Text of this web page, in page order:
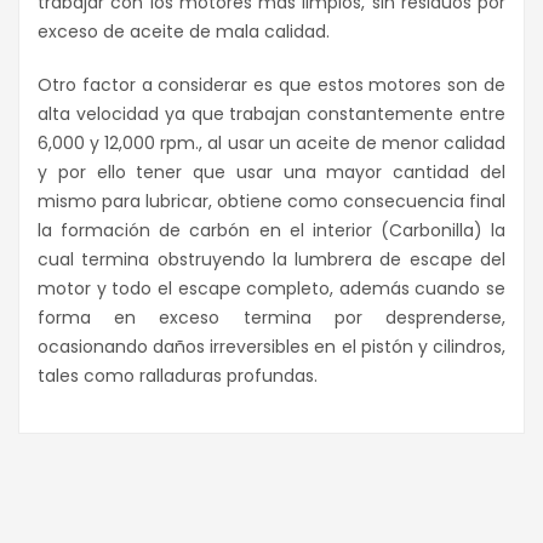
exceso de aceite de mala calidad.
Otro factor a considerar es que estos motores son de
alta velocidad ya que trabajan constantemente entre
6,000 y 12,000 rpm., al usar un aceite de menor calidad
y por ello tener que usar una mayor cantidad del
mismo para lubricar, obtiene como consecuencia final
la formación de carbón en el interior (Carbonilla) la
cual termina obstruyendo la lumbrera de escape del
motor y todo el escape completo, además cuando se
forma en exceso termina por desprenderse,
ocasionando daños irreversibles en el pistón y cilindros,
tales como ralladuras profundas.